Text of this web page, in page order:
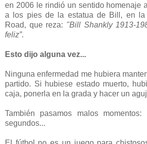
en 2006 le rindió un sentido homenaje
a los pies de la estatua de Bill, en la
Road, que reza: "Bill Shankly 1913-
feliz”.
Esto dijo alguna vez...
Ninguna enfermedad me hubiera
partido. Si hubiese estado muerto,
caja, ponerla en la grada y hacer un
También pasamos malos
segundos...